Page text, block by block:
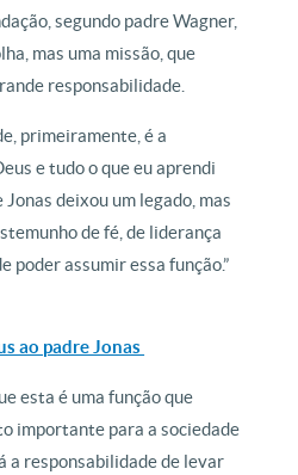
segundo padre Wagner,
mas uma missão, que
responsabilidade.
primeiramente, é a
e tudo o que eu aprendi
deixou um legado, mas
de fé, de liderança
poder assumir essa função.”
ao padre Jonas
esta é uma função que
importante para a sociedade
a responsabilidade de levar